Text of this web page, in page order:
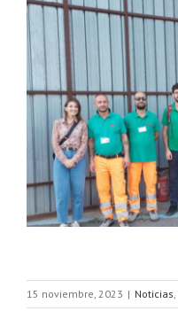
15 noviembre, 2023 | Noticias